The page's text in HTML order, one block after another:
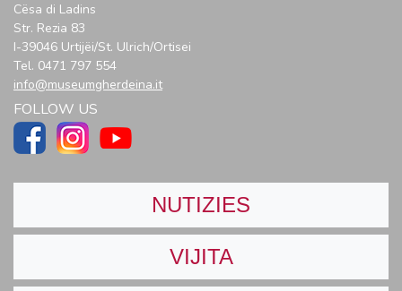
Cësa di Ladins
Str. Rezia 83
I-39046 Urtijëi/St. Ulrich/Ortisei
Tel. 0471 797 554
info@museumgherdeina.it
FOLLOW US
NUTIZIES
VIJITA